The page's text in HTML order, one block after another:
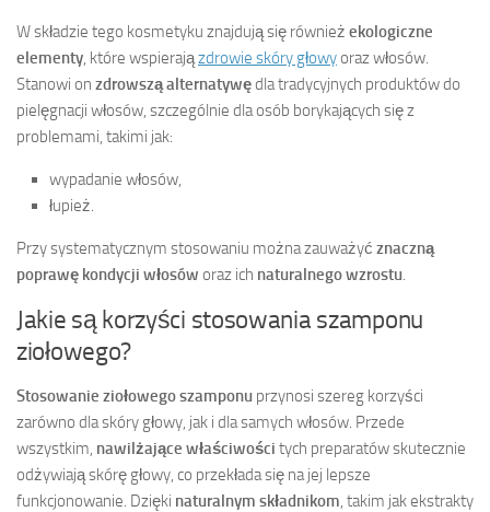
W składzie tego kosmetyku znajdują się również ekologiczne
elementy, które wspierajązdrowie skóry głowyoraz włosów.
Stanowi on zdrowszą alternatywędla tradycyjnych produktów do
pielęgnacji włosów, szczególnie dla osób borykających się z
problemami, takimi jak:
wypadanie włosów,
łupież.
Przy systematycznym stosowaniu można zauważyć znaczną
poprawę kondycji włosów oraz ich naturalnego wzrostu.
Jakie są korzyści stosowania szamponu
ziołowego?
Stosowanie ziołowego szamponu przynosi szereg korzyści
zarówno dla skóry głowy, jak i dla samych włosów. Przede
wszystkim, nawilżające właściwości tych preparatów skutecznie
odżywiają skórę głowy, co przekłada się na jej lepsze
funkcjonowanie. Dzięki naturalnym składnikom, takim jak ekstrakty